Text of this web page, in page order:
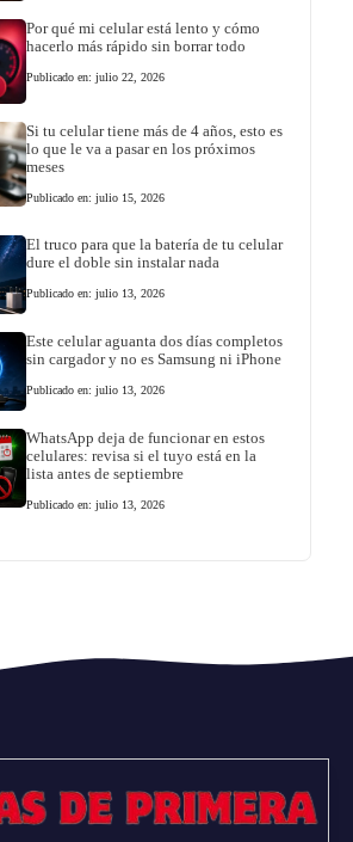
Por qué mi celular está lento y cómo
hacerlo más rápido sin borrar todo
Publicado en: julio 22, 2026
Si tu celular tiene más de 4 años, esto es
lo que le va a pasar en los próximos
meses
Publicado en: julio 15, 2026
El truco para que la batería de tu celular
dure el doble sin instalar nada
Publicado en: julio 13, 2026
Este celular aguanta dos días completos
sin cargador y no es Samsung ni iPhone
Publicado en: julio 13, 2026
WhatsApp deja de funcionar en estos
celulares: revisa si el tuyo está en la
lista antes de septiembre
Publicado en: julio 13, 2026